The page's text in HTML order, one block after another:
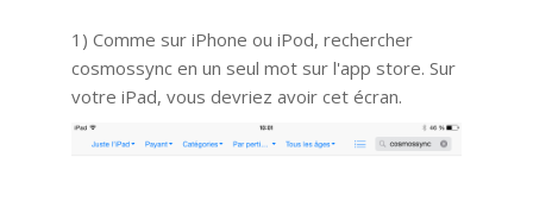
1) Comme sur iPhone ou iPod, rechercher
cosmossync en un seul mot sur l'app store. Sur
votre iPad, vous devriez avoir cet écran.